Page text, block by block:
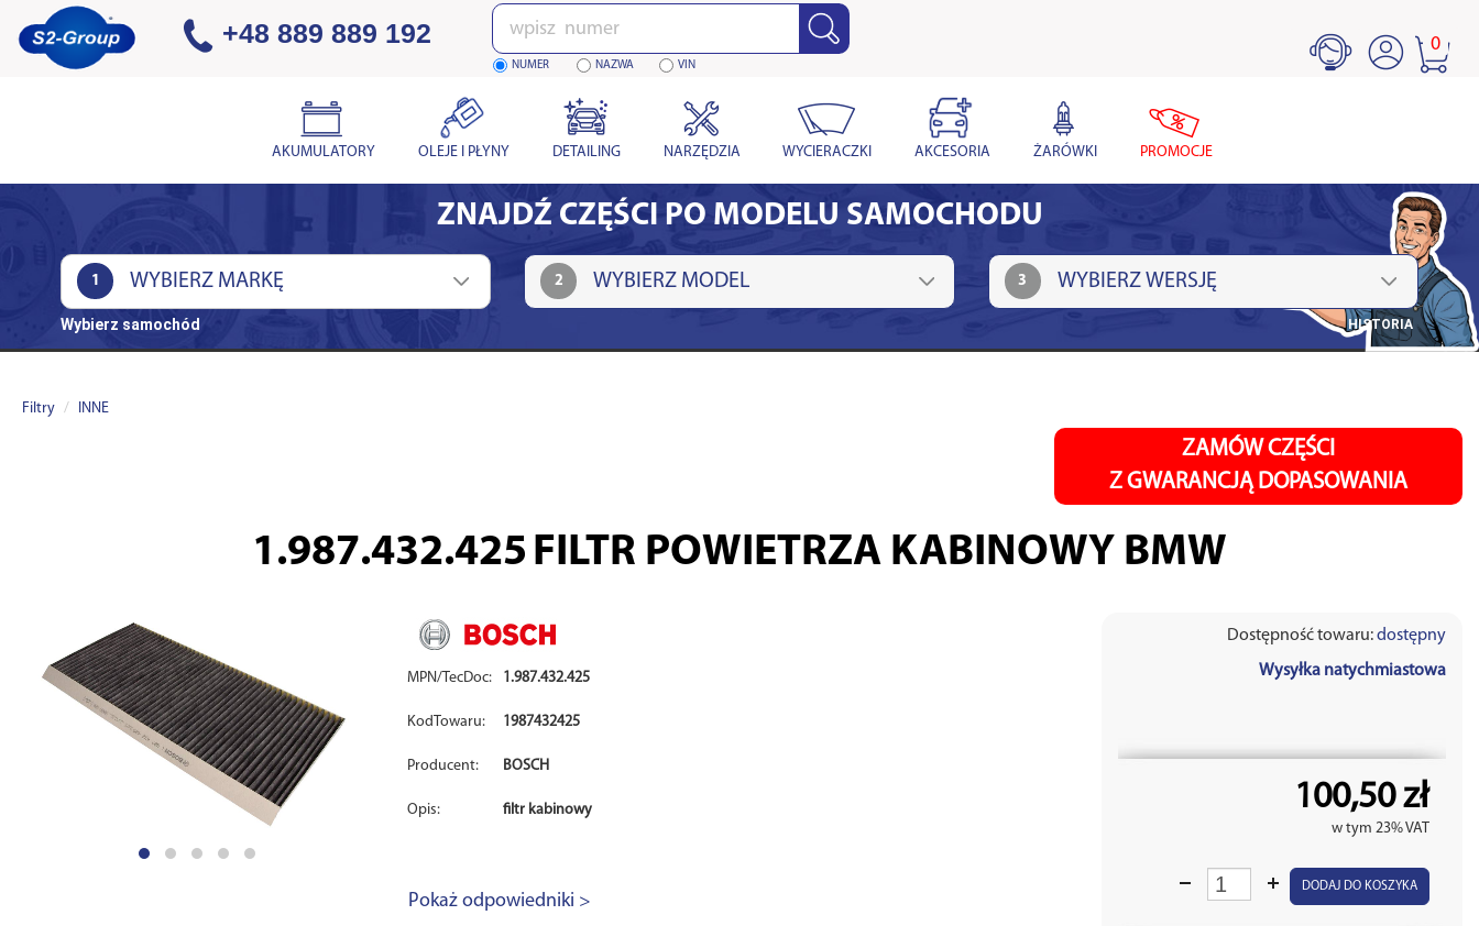
+48 889 889 192 Wpisz
numer
NUMER NAZWA VIN
0
AKUMULATORY OLEJE I PŁYNY DETAILING NARZĘDZIA WYCIERACZKI AKCESORIA ŻARÓWKI PROMOCJE
ZNAJDŹ CZĘŚCI PO MODELU SAMOCHODU
1 2 3
Wybierz samochód HISTORIA
Filtry INNE
ZAMÓW CZĘŚCI
Z GWARANCJĄ DOPASOWANIA
1.987.432.425 FILTR POWIETRZA KABINOWY BMW
MPN/TecDoc: 1.987.432.425
KodTowaru: 1987432425
Producent: BOSCH
Opis: filtr kabinowy
Pokaż odpowiedniki >
Dostępność towaru:dostępny
Wysyłka natychmiastowa
100,50 zł
w tym 23% VAT
DODAJ DO KOSZYKA